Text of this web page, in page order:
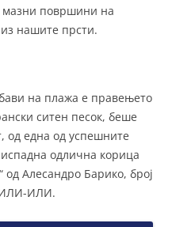
мазни површини на
нашите прсти.
на плажа е правењето
ситен песок, беше
од една од успешните
одлична корица
од Алесандро Барико, број
ИЛИ-ИЛИ.